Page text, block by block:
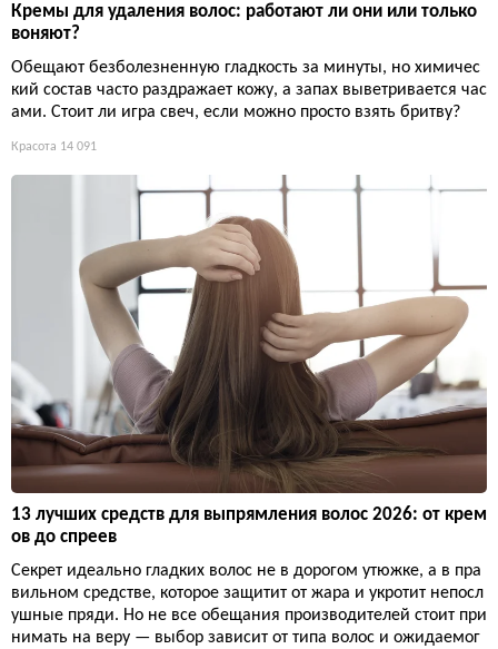
Кремы для удаления волос: работают ли они или только
воняют?
Обещают безболезненную гладкость за минуты, но химичес
кий состав часто раздражает кожу, а запах выветривается час
ами. Стоит ли игра свеч, если можно просто взять бритву?
Красота 14 091
13 лучших средств для выпрямления волос 2026: от крем
ов до спреев
Секрет идеально гладких волос не в дорогом утюжке, а в пра
вильном средстве, которое защитит от жара и укротит непосл
ушные пряди. Но не все обещания производителей стоит при
нимать на веру — выбор зависит от типа волос и ожидаемог